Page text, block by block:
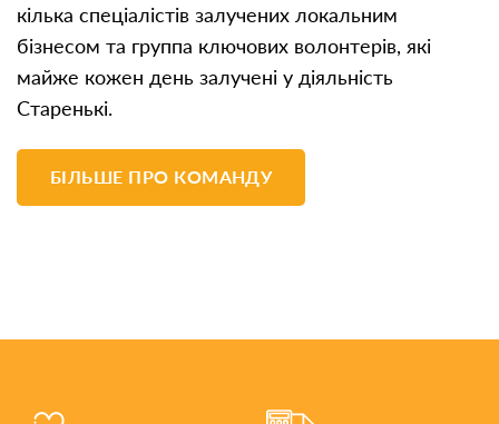
кілька спеціалістів залучених локальним
бізнесом та группа ключових волонтерів, які
майже кожен день залучені у діяльність
Старенькі.
БІЛЬШЕ ПРО КОМАНДУ